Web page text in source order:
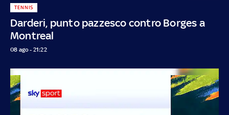
Darderi, punto pazzesco contro Borges a
Montreal
TENNIS
08 ago - 21:22